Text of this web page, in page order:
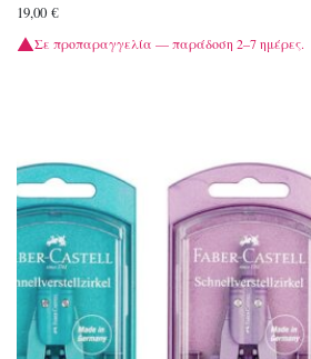
19,00 €
Σε προπαραγγελία — παράδοση 2–7 ημέρες.